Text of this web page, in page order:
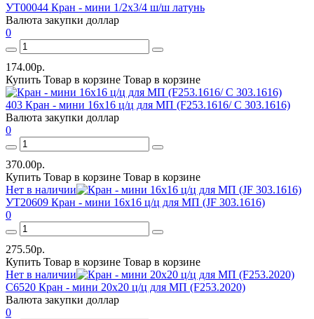
УТ00044 Кран - мини 1/2х3/4 ш/ш латунь
Валюта закупки доллар
0
174.00р.
Купить Товар в корзине Товар в корзине
403 Кран - мини 16х16 ц/ц для МП (F253.1616/ С 303.1616)
Валюта закупки доллар
0
370.00р.
Купить Товар в корзине Товар в корзине
Нет в наличии
УТ20609 Кран - мини 16х16 ц/ц для МП (JF 303.1616)
0
275.50р.
Купить Товар в корзине Товар в корзине
Нет в наличии
С6520 Кран - мини 20х20 ц/ц для МП (F253.2020)
Валюта закупки доллар
0